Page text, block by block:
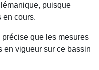
puisque
en cours.
que les mesures
en vigueur sur ce bassin